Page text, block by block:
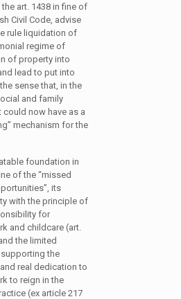
the art. 1438 in fine of
Civil Code, advise
rule liquidation of
regime of
of property into
lead to put into
sense that, in the
and family
could now have as a
mechanism for the
foundation in
of the “missed
its
with the principle of
for
and childcare (art.
the limited
the
real dedication to
to reign in the
(ex article 217